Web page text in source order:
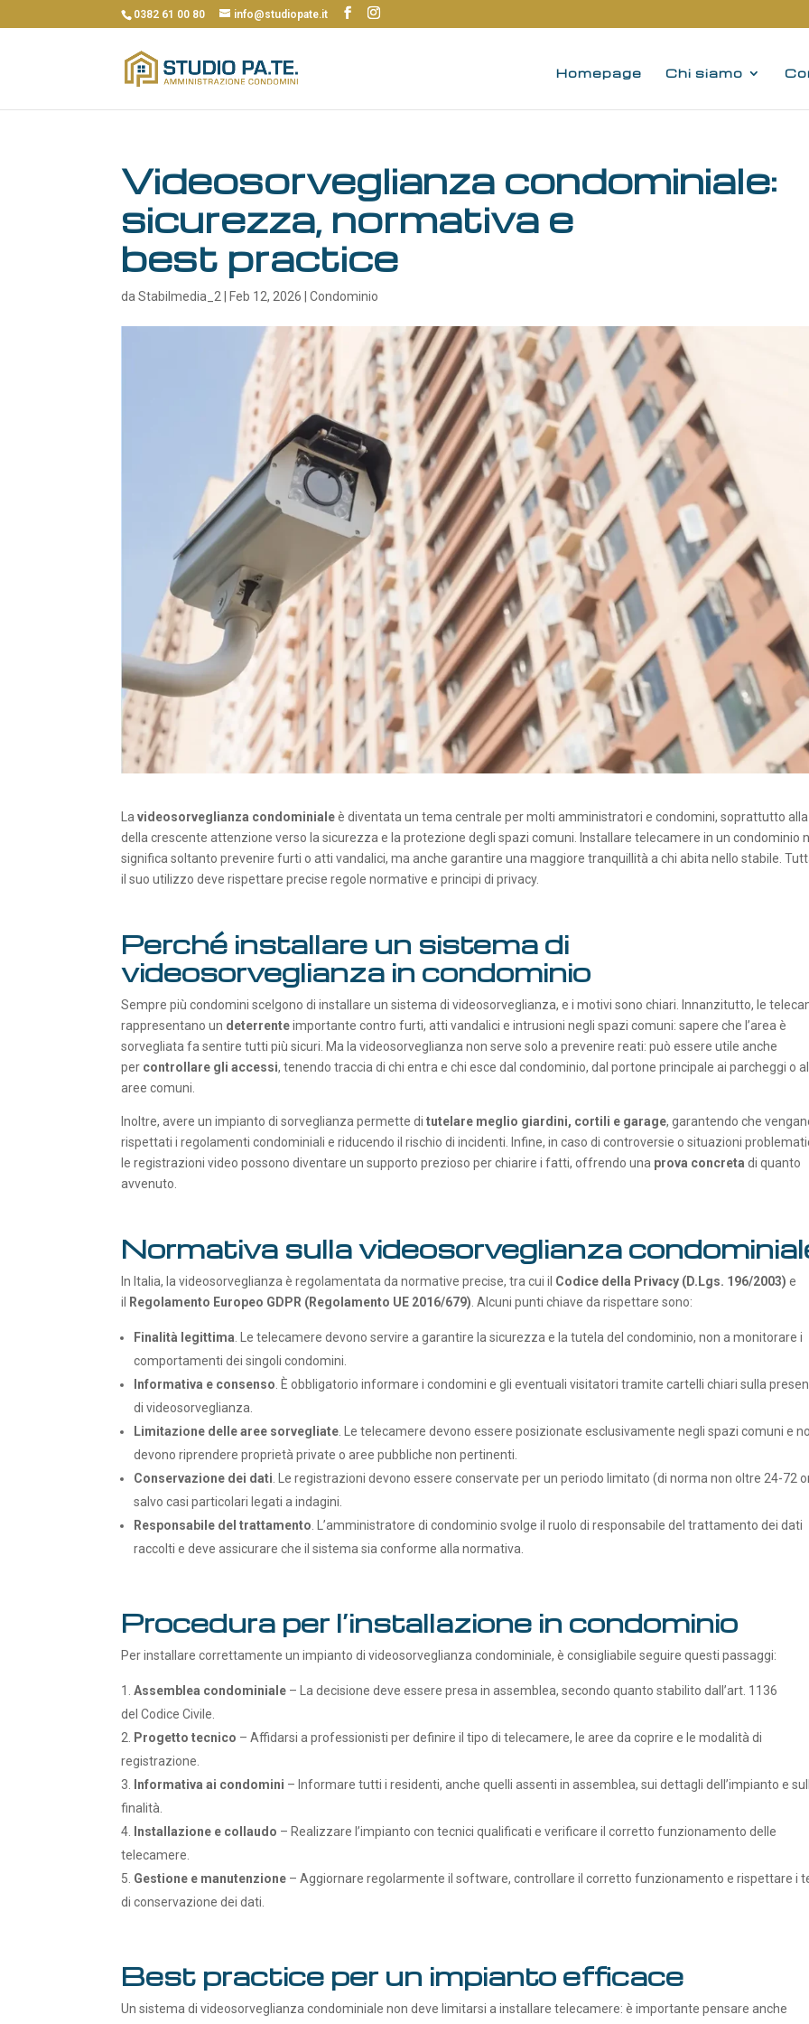
0382 61 00 80 info@studiopate.it
Homepage Chi siamo
Videosorveglianza condominiale:
sicurezza, normativa e
best practice
daStabilmedia_2 Feb 12, 2026 |Condominio
Lavideosorveglianza condominialeè diventata un tema centrale per molti amministratori e condomini, soprattutto alla
della crescente attenzione verso la sicurezza e la protezione degli spazi comuni. Installare telecamere in un condominio
significa soltanto prevenire furti o atti vandalici, ma anche garantire una maggiore tranquillità a chi abita nello stabile.
il suo utilizzo deve rispettare precise regole normative e principi di privacy.
Perché installare un sistema di
videosorveglianza in condominio
Sempre più condomini scelgono di installare un sistema di videosorveglianza, e i motivi sono chiari. Innanzitutto, le
rappresentano un deterrenteimportante contro furti, atti vandalici e intrusioni negli spazi comuni: sapere che l’area è
sorvegliata fa sentire tutti più sicuri. Ma la videosorveglianza non serve solo a prevenire reati: può essere utile anche
per controllare gli accessi, tenendo traccia di chi entra e chi esce dal condominio, dal portone principale ai parcheggi o
aree comuni.
Inoltre, avere un impianto di sorveglianza permette ditutelare meglio giardini, cortili e garage, garantendo che
rispettati i regolamenti condominiali e riducendo il rischio di incidenti. Infine, in caso di controversie o situazioni
le registrazioni video possono diventare un supporto prezioso per chiarire i fatti, offrendo una prova concreta di quanto
avvenuto.
Normativa sulla videosorveglianza
In Italia, la videosorveglianza è regolamentata da normative precise, tra cui il Codice della Privacy (D.Lgs. 196/2003) e
il
Regolamento Europeo GDPR (Regolamento UE 2016/679) . Alcuni punti chiave da rispettare sono:
Finalità legittima . Le telecamere devono servire a garantire la sicurezza e la tutela del condominio, non a monitorare i
comportamenti dei singoli condomini.
Informativa e consenso . È obbligatorio informare i condomini e gli eventuali visitatori tramite cartelli chiari sulla
di videosorveglianza.
Limitazione delle aree sorvegliate . Le telecamere devono essere posizionate esclusivamente negli spazi comuni e
devono riprendere proprietà private o aree pubbliche non pertinenti.
Conservazione dei dati . Le registrazioni devono essere conservate per un periodo limitato (di norma non oltre 24-72
salvo casi particolari legati a indagini.
Responsabile del trattamento . L’amministratore di condominio svolge il ruolo di responsabile del trattamento dei dati
raccolti e deve assicurare che il sistema sia conforme alla normativa.
Procedura per l’installazione in condominio
Per installare correttamente un impianto di videosorveglianza condominiale, è consigliabile seguire questi passaggi:
Assemblea condominiale – La decisione deve essere presa in assemblea, secondo quanto stabilito dall’art. 1136
del Codice Civile.
Progetto tecnico – Affidarsi a professionisti per definire il tipo di telecamere, le aree da coprire e le modalità di
registrazione.
Informativa ai condomini – Informare tutti i residenti, anche quelli assenti in assemblea, sui dettagli dell’impianto e
finalità.
Installazione e collaudo – Realizzare l’impianto con tecnici qualificati e verificare il corretto funzionamento delle
telecamere.
Gestione e manutenzione – Aggiornare regolarmente il software, controllare il corretto funzionamento e rispettare i
di conservazione dei dati.
Best practice per un impianto efficace
Un sistema di videosorveglianza condominiale non deve limitarsi a installare telecamere: è importante pensare anche